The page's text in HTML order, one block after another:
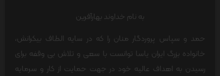
به نام خداوند بهارآفرین
حمد و سپاس پروردگار منان را که در سایه الطاف بیکرانش،
خانواده بزرگ ایران یاسا توانست با سعی و تلاش بی وقفه برای
رسیدن به اهداف عالیه خود در جهت حمایت از کار و سرمایه